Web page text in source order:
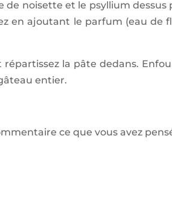
de noisette et le psyllium
en ajoutant le parfum (eau de
répartissez la pâte dedans.
entier.
ce que vous avez